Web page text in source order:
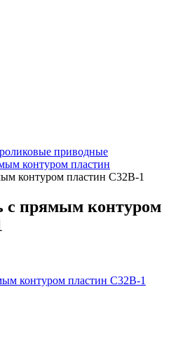
приводные
контуром пластин
контуром пластин C32B-1
с прямым контуром